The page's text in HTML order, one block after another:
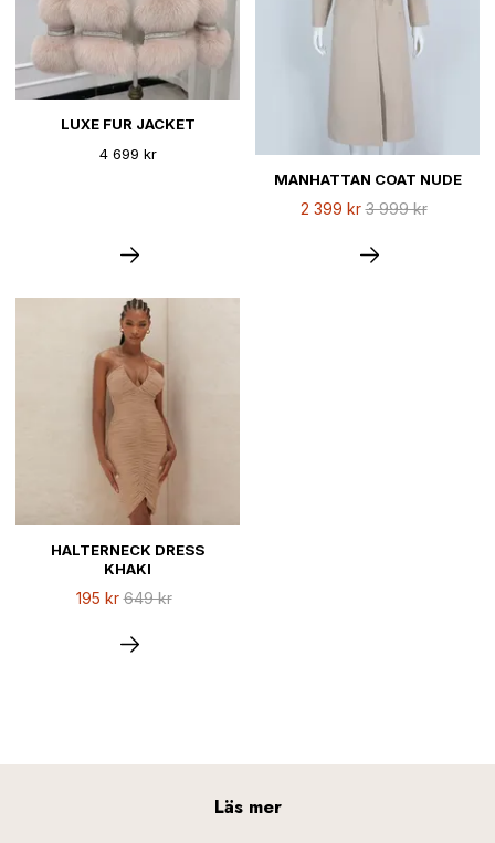
LUXE FUR JACKET
4 699 kr
MANHATTAN COAT NUDE
2 399 kr 3 999 kr
HALTERNECK DRESS
KHAKI
195 kr 649 kr
Läs mer